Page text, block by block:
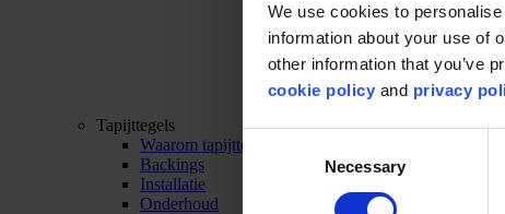
We use cookies to
information about your use of
other information that you’ve
cookie policy and privacy
Consent
Necessary
Tapijttegels
Waarom tapijttegels?
Backings
Installatie
Onderhoud